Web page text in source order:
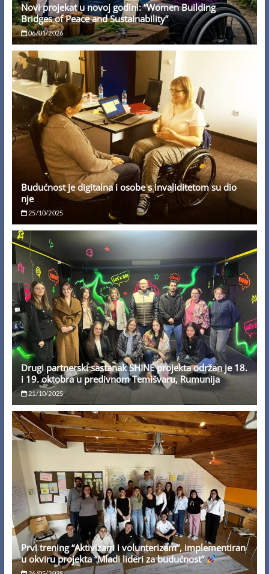
Novi projekat u novoj godini: “Women Building
Bridges of Peace and Sustainability”
06/01/2026
Budućnost je digitalna i osobe s invaliditetom su dio
nje
25/10/2025
Drugi partnerski sastanak SHINE projekta održan je 18.
i 19. oktobra u predivnom Temišvaru, Rumunija
21/10/2025
Prvi trening “Aktivizam i volunterizam”, implementiran
u okviru projekta “Mladi lideri za budućnost”